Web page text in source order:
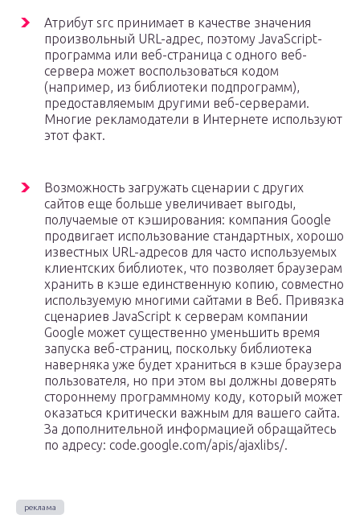
Атрибут src принимает в качестве значения
произвольный URL-адрес, поэтому JavaScript-
программа или веб-страница с одного веб-
сервера может воспользоваться кодом
(например, из библиотеки подпрограмм),
предоставляемым другими веб-серверами.
Многие рекламодатели в Интернете используют
этот факт.
Возможность загружать сценарии с других
сайтов еще больше увеличивает выгоды,
получаемые от кэширования: компания Google
продвигает использование стандартных, хорошо
известных URL-адресов для часто используемых
клиентских библиотек, что позволяет браузерам
хранить в кэше единственную копию, совместно
используемую многими сайтами в Веб. Привязка
сценариев JavaScript к серверам компании
Google может существенно уменьшить время
запуска веб-страниц, поскольку библиотека
наверняка уже будет храниться в кэше браузера
пользователя, но при этом вы должны доверять
стороннему программному коду, который может
оказаться критически важным для вашего сайта.
За дополнительной информацией обращайтесь
по адресу: code.google.com/apis/ajaxlibs/.